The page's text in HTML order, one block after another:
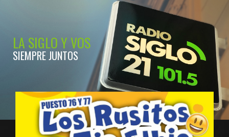
LA SIGLO Y VOS
SIEMPRE JUNTOS